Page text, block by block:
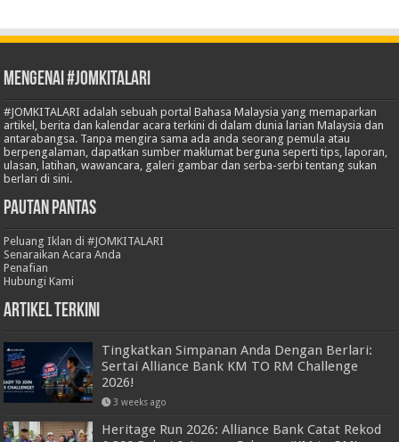
Mengenai #JOMKITALARI
#JOMKITALARI adalah sebuah portal Bahasa Malaysia yang memaparkan
artikel, berita dan kalendar acara terkini di dalam dunia larian Malaysia dan
antarabangsa. Tanpa mengira sama ada anda seorang pemula atau
berpengalaman, dapatkan sumber maklumat berguna seperti tips, laporan,
ulasan, latihan, wawancara, galeri gambar dan serba-serbi tentang sukan
berlari di sini.
Pautan Pantas
Peluang Iklan di #JOMKITALARI
Senaraikan Acara Anda
Penafian
Hubungi Kami
Artikel Terkini
Tingkatkan Simpanan Anda Dengan Berlari:
Sertai Alliance Bank KM TO RM Challenge
2026!
3 weeks ago
Heritage Run 2026: Alliance Bank Catat Rekod